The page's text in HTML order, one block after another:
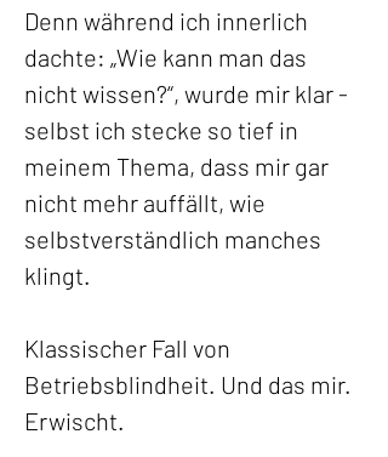
Denn während ich innerlich
dachte: „Wie kann man das
nicht wissen?“, wurde mir klar -
selbst ich stecke so tief in
meinem Thema, dass mir gar
nicht mehr auffällt, wie
selbstverständlich manches
klingt.
Klassischer Fall von
Betriebsblindheit. Und das mir.
Erwischt.